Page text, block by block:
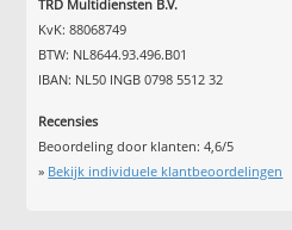
TRD Multidiensten B.V.
KvK: 88068749
BTW: NL8644.93.496.B01
IBAN: NL50 INGB 0798 5512 32
Recensies
Beoordeling door klanten:4,6/5
» Bekijk individuele klantbeoordelingen